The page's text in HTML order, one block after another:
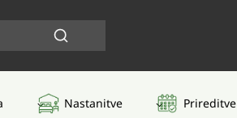
Nastanitve Prireditve